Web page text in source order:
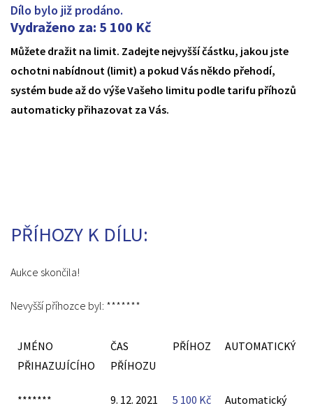
Dílo bylo již prodáno.
Vydraženo za: 5 100 Kč
Můžete dražit na limit. Zadejte nejvyšší částku, jakou jste
ochotni nabídnout (limit) a pokud Vás někdo přehodí,
systém bude až do výše Vašeho limitu podle tarifu příhozů
automaticky přihazovat za Vás.
PŘÍHOZY K DÍLU:
Aukce skončila!
Nevyšší příhozce byl: *******
JMÉNO
PŘIHAZUJÍCÍHO
ČAS
PŘÍHOZU
PŘÍHOZ AUTOMATICKÝ
*******
9. 12. 2021
5 100 Kč Automatický